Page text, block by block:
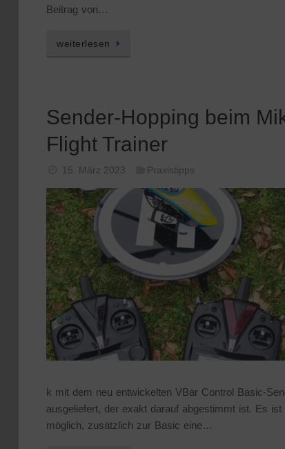
Beitrag von…
weiterlesen
Sender-Hopping beim
Flight Trainer
15. März 2023 Praxistipps
k mit dem neu entwickelten VBar Control Basic-
ausgeliefert, der exakt darauf abgestimmt ist. Es ist
möglich, zusätzlich zur Basic eine…